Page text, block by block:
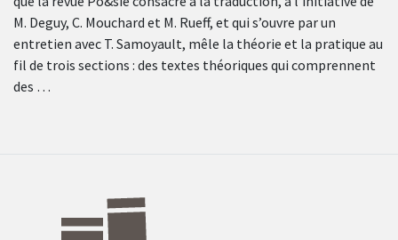
M. Deguy, C. Mouchard et M. Rueff, et qui s’ouvre par un
entretien avec T. Samoyault, mêle la théorie et la pratique au
fil de trois sections : des textes théoriques qui comprennent
des …